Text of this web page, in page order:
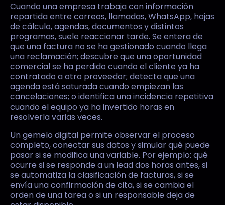
Cuando una empresa trabaja con información
repartida entre correos, llamadas, WhatsApp, hojas
de cálculo, agendas, documentos y distintos
programas, suele reaccionar tarde. Se entera de
que una factura no se ha gestionado cuando llega
una reclamación; descubre que una oportunidad
comercial se ha perdido cuando el cliente ya ha
contratado a otro proveedor; detecta que una
agenda está saturada cuando empiezan las
cancelaciones; o identifica una incidencia repetitiva
cuando el equipo ya ha invertido horas en
resolverla varias veces.
Un gemelo digital permite observar el proceso
completo, conectar sus datos y simular qué puede
pasar si se modifica una variable. Por ejemplo: qué
ocurre si se responde a un lead dos horas antes, si
se automatiza la clasificación de facturas, si se
envía una confirmación de cita, si se cambia el
orden de una tarea o si un responsable deja de